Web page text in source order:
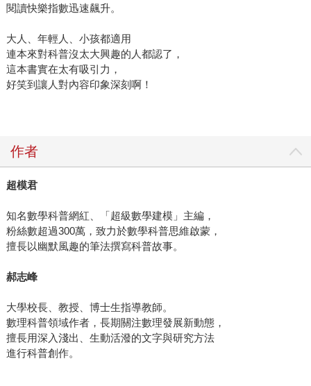
閱讀快樂指數迅速飆升。
大人、年輕人、小孩都適用
連本來對科普沒太大興趣的人都認了，
這本書實在太有吸引力，
好笑到讓人對內容印象深刻啊！
作者
超模君
知名數學科普網紅、「超級數學建模」主編，
粉絲數超過300萬，致力於數學科普思維啟蒙，
擅長以幽默風趣的筆法撰寫科普故事。
郝志峰
大學校長、教授、博士生指導教師。
數理科普領域作者，長期關注數理發展新動態，
擅長用深入淺出、生動活潑的文字與研究方法
進行科普創作。